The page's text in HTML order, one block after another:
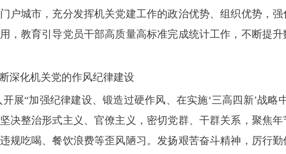
户城市，充分发挥机关党建工作的政治优势、组织优势，
，教育引导党员干部高质量高标准完成统计工作，不断提
深化机关党的作风纪律建设
开展“加强纪律建设、锻造过硬作风、在实施‘三高四新’战略
决整治形式主义、官僚主义，密切党群、干群关系，聚焦
规吃喝、餐饮浪费等歪风陋习。发扬艰苦奋斗精神，厉行